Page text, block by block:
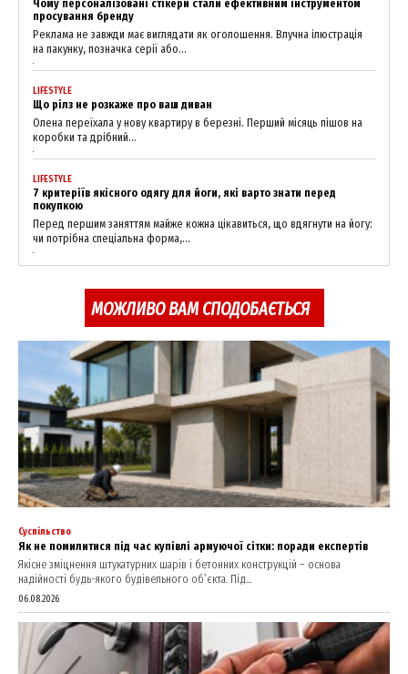
Magazine PRO
SUBSCRIBE NOW
Company
About
Contact us
My account
Чому персоналізовані стікери стали ефективним інструментом
просування бренду
Реклама не завжди має виглядати як оголошення. Влучна ілюстрація
на пакунку, позначка серії або...
LIFESTYLE
Що рілз не розкаже про ваш диван
Олена переїхала у нову квартиру в березні. Перший місяць пішов на
коробки та дрібний...
LIFESTYLE
7 критеріїв якісного одягу для йоги, які варто знати перед
покупкою
Перед першим заняттям майже кожна цікавиться, що вдягнути на йогу:
чи потрібна спеціальна форма,...
МОЖЛИВО ВАМ СПОДОБАЄТЬСЯ
Суспільство
Як не помилитися під час купівлі армуючої сітки: поради експертів
Якісне зміцнення штукатурних шарів і бетонних конструкцій – основа
надійності будь-якого будівельного об’єкта. Під...
06.08.2026